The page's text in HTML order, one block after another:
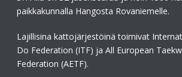
paikkakunnalla Hangosta Rovaniemelle.
Lajillisina kattojärjestöinä toimivat
Do Federation (ITF) ja All European
Federation (AETF).